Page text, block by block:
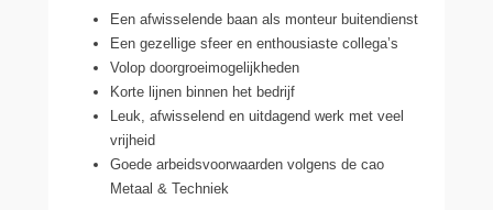
Een afwisselende baan als monteur buitendienst
Een gezellige sfeer en enthousiaste collega’s
Volop doorgroeimogelijkheden
Korte lijnen binnen het bedrijf
Leuk, afwisselend en uitdagend werk met veel
vrijheid
Goede arbeidsvoorwaarden volgens de cao
Metaal & Techniek